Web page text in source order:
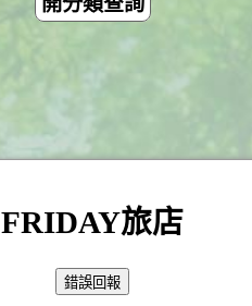
FRIDAY旅店